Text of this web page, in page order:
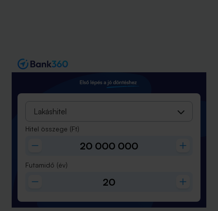
Lakáshitel
Hitel összege (Ft)
Futamidő (év)